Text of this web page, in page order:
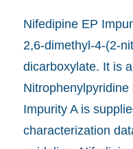
Nifedipine EP
2,6-dimethyl-4-(2-
dicarboxylate. It is
Impurity A is
characterization